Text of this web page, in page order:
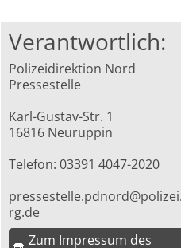
Verantwortlich:
Polizeidirektion Nord
Pressestelle
Karl-Gustav-Str. 1
16816 Neuruppin
Telefon: 03391 4047-2020
rg.de
Zum Impressum des